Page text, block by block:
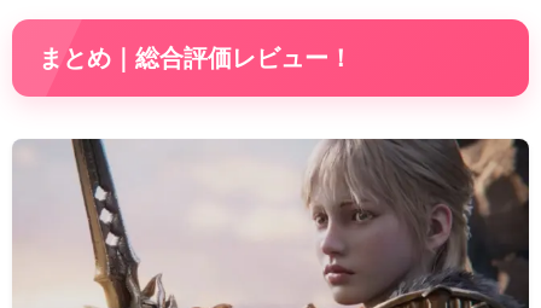
まとめ｜総合評価レビュー！